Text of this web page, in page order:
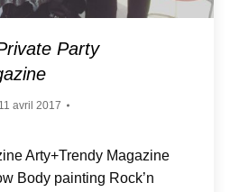
Party
11 avril 2017
Arty+Trendy Magazine
Body painting Rock’n